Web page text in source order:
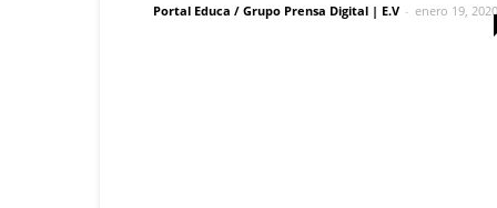
Portal Educa / Grupo Prensa Digital | E.V - enero 19, 2020